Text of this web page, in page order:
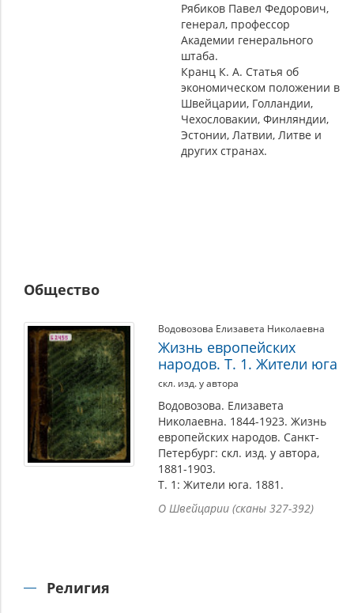
Рябиков Павел Федорович,
генерал, профессор
Академии генерального
штаба.
Кранц К. А. Статья об
экономическом положении в
Швейцарии, Голландии,
Чехословакии, Финляндии,
Эстонии, Латвии, Литве и
других странах.
Общество
Водовозова Елизавета Николаевна
Жизнь европейских
народов. Т. 1. Жители юга
скл. изд. у автора
Водовозова. Елизавета
Николаевна. 1844-1923. Жизнь
европейских народов. Санкт-
Петербург: скл. изд. у автора,
1881-1903.
Т. 1: Жители юга. 1881.
О Швейцарии (сканы 327-392)
Религия